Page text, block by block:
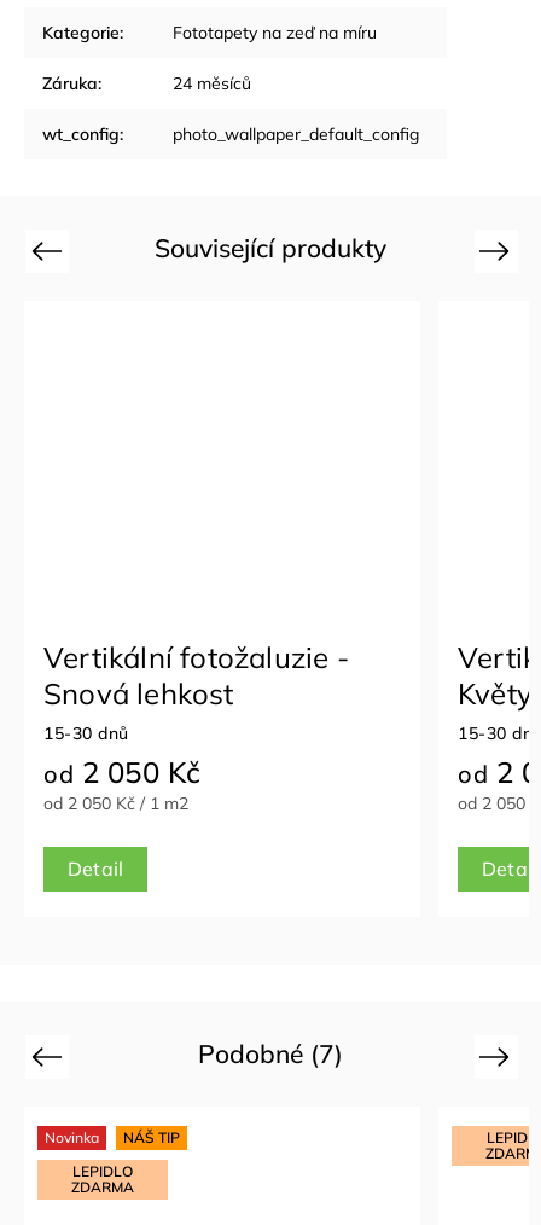
Kategorie: Fototapety na zeď na míru
Záruka: 24 měsíců
wt_config: photo_wallpaper_default_config
Související produkty
Previous
Vertikální fotožaluzie -
Snová lehkost
15-30 dnů
od 2 050 Kč
od 2 050 Kč / 1 m2
Detail
15-30
od 2
od 2 050
Detail
Next
Podobné (7)
Previous
Novinka
NÁŠ TIP
LEPIDLO
ZDARMA
Next